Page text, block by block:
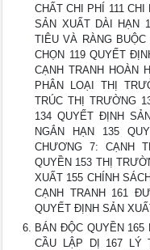
CHẤT CHI PHÍ 111 CHI
SẢN XUẤT DÀI HẠN
TIÊU VÀ RÀNG
CHỌN 119 QUYẾT
CẠNH TRANH HOÀN
PHÂN LOẠI THỊ
TRÚC THỊ TRƯỜNG
134 QUYẾT ĐỊNH
NGẮN HẠN 135
CHƯƠNG 7: CẠNH
QUYỀN 153 THỊ
XUẤT 155 CHÍNH
CẠNH TRANH 161
QUYẾT ĐỊNH SẢN
BÁN ĐỘC QUYỀN
CẦU LẬP DỊ 167 LÝ